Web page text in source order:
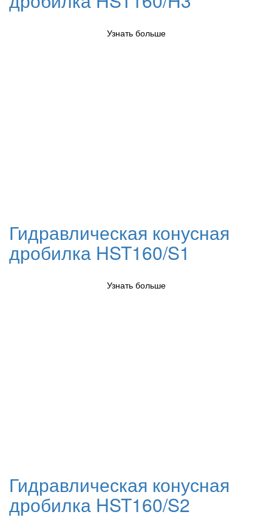
Узнать больше
Гидравлическая конусная
дробилка HST160/S1
Узнать больше
Гидравлическая конусная
дробилка HST160/S2